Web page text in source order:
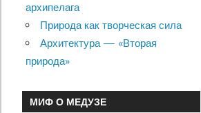
архипелага
Природа как творческая сила
Архитектура — «Вторая
природа»
МИФ О МЕДУЗЕ